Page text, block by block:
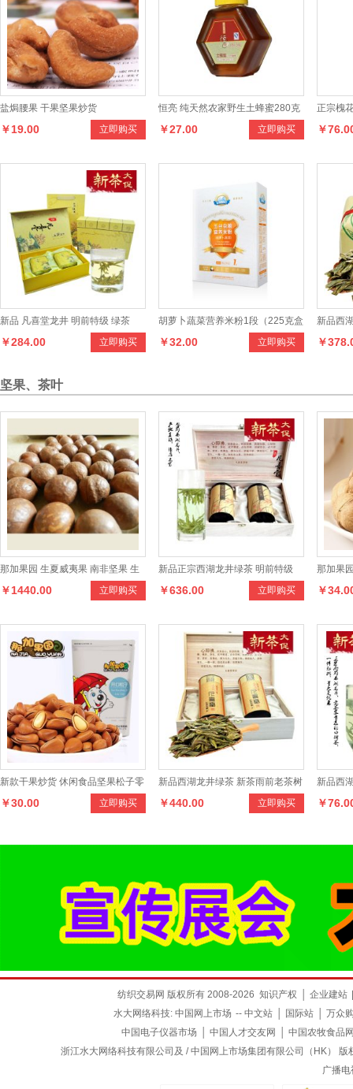
盐焗腰果 干果坚果炒货
立即购买
￥19.00
恒亮 纯天然农家野生土蜂蜜280克
实惠高品质小瓶蜂蜜 立即购买
￥27.00
正宗槐
蜜 蜂糖
￥
新品 凡喜堂龙井 明前特级 绿茶
150克礼盒 龙井茶 茶叶 立即购买
￥284.00
胡萝卜蔬菜营养米粉1段（225克盒
装） 立即购买
￥32.00
新品西
老茶树
￥
坚果、茶叶
那加果园 生夏威夷果 南非坚果 生
鲜果 50斤一袋 立即购买
￥1440.00
新品正宗西湖龙井绿茶 明前特级
250克礼盒装茶叶 正品新茶叶
立即购买
￥636.00
那加果
桃 生鲜
￥
新款干果炒货 休闲食品坚果松子零
食 特级原味松子 立即购买
￥30.00
新品西湖龙井绿茶 新茶雨前老茶树
群体种250克礼盒装茶叶立即购买
￥440.00
新品西
100克
￥
纺织交易网 版权所有 2008-2026 知识产权 企业建站
水大网络科技: 中国网上市场 -- 中文站 国际站
万众
中国电子仪器市场
中国人才交友网
中国农牧食品
浙江水大网络科技有限公司及 / 中国网上市场集团有限公司（HK）
广播